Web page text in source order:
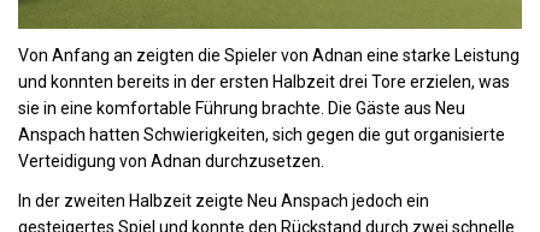
Von Anfang an zeigten die Spieler von Adnan eine starke Leistung
und konnten bereits in der ersten Halbzeit drei Tore erzielen, was
sie in eine komfortable Führung brachte. Die Gäste aus Neu
Anspach hatten Schwierigkeiten, sich gegen die gut organisierte
Verteidigung von Adnan durchzusetzen.
In der zweiten Halbzeit zeigte Neu Anspach jedoch ein
gesteigertes Spiel und konnte den Rückstand durch zwei schnelle